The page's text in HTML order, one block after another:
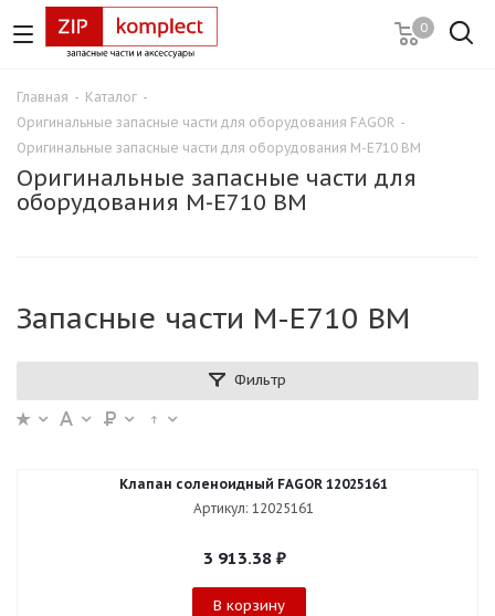
0
Главная - Каталог -
Оригинальные запасные части для оборудования FAGOR -
Оригинальные запасные части для оборудования M-E710 BM
Оригинальные запасные части для
оборудования M-E710 BM
Запасные части M-E710 BM
Фильтр
Клапан соленоидный FAGOR 12025161
Артикул: 12025161
3 913.38 ₽
В корзину